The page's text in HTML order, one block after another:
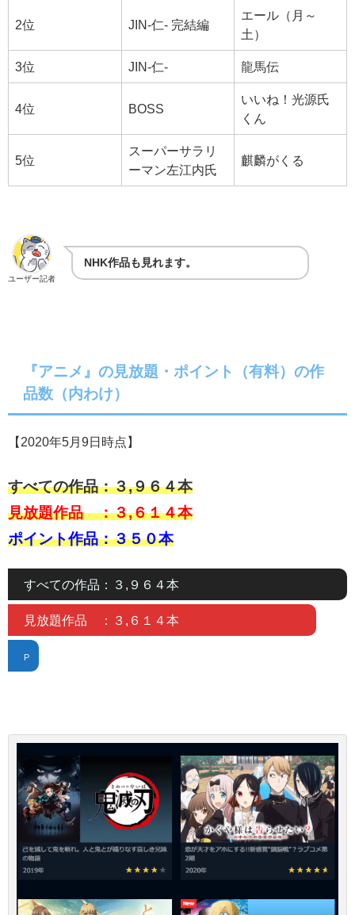
2位 JIN-仁- 完結編
エール（月～
土）
3位 JIN-仁- 龍馬伝
4位 BOSS
いいね！光源氏
くん
5位
スーパーサラリ
ーマン左江内氏
麒麟がくる
ユーザー記者
NHK作品も見れます。
『アニメ』の見放題・ポイント（有料）の作
品数（内わけ）
【2020年5月9日時点】
すべての作品：３,９６４本
見放題作品 ：３,６１４本
ポイント作品：３５０本
すべての作品：３,９６４本
見放題作品 ：３,６１４本
P